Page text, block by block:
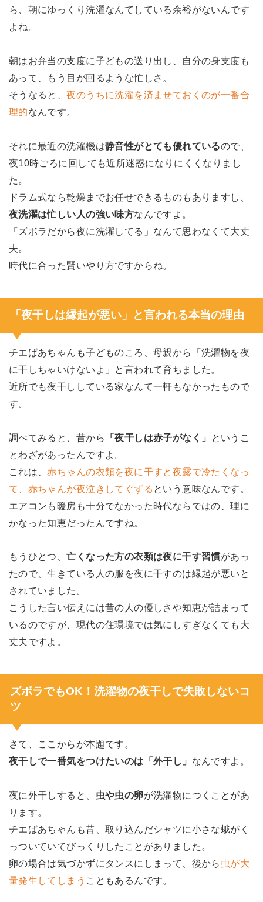
ら、朝にゆっくり洗濯なんてしている余裕がないんです
よね。
朝はお弁当の支度に子どもの送り出し、自分の身支度も
あって、もう目が回るような忙しさ。
そうなると、夜のうちに洗濯を済ませておくのが一番合
理的なんです。
それに最近の洗濯機は静音性がとても優れているので、
夜10時ごろに回しても近所迷惑になりにくくなりまし
た。
ドラム式なら乾燥までお任せできるものもありますし、
夜洗濯は忙しい人の強い味方なんですよ。
「ズボラだから夜に洗濯してる」なんて思わなくて大丈
夫。
時代に合った賢いやり方ですからね。
「夜干しは縁起が悪い」と言われる本当の理由
チエばあちゃんも子どものころ、母親から「洗濯物を夜
に干しちゃいけないよ」と言われて育ちました。
近所でも夜干ししている家なんて一軒もなかったもので
す。
調べてみると、昔から 「夜干しは赤子がなく」
というこ
とわざがあったんですよ。
これは、 赤ちゃんの衣類を夜に干すと夜露で冷たくなっ
て、赤ちゃんが夜泣きしてぐずる という意味なんです。
エアコンも暖房も十分でなかった時代ならではの、理に
かなった知恵だったんですね。
もうひとつ、亡くなった方の衣類は夜に干す習慣があっ
たので、生きている人の服を夜に干すのは縁起が悪いと
されていました。
こうした言い伝えには昔の人の優しさや知恵が詰まって
いるのですが、現代の住環境では気にしすぎなくても大
丈夫ですよ。
ズボラでもOK！洗濯物の夜干しで失敗しないコ
ツ
さて、ここからが本題です。
夜干しで一番気をつけたいのは「外干し」 なんですよ。
夜に外干しすると、 虫や虫の卵が洗濯物につくことがあ
ります。
チエばあちゃんも昔、取り込んだシャツに小さな蛾がく
っついていてびっくりしたことがありました。
卵の場合は気づかずにタンスにしまって、後から 虫が大
量発生してしまう こともあるんです。